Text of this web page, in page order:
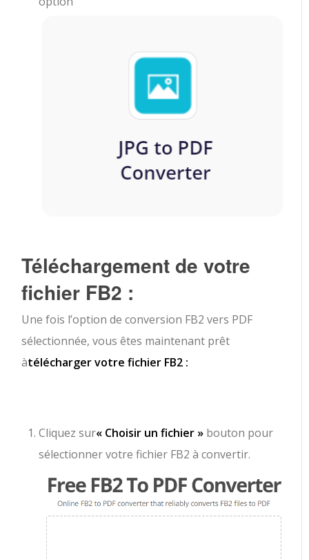
Téléchargement de votre
fichier FB2 :
Une fois l’option de conversion FB2 vers PDF
sélectionnée, vous êtes maintenant prêt
àtélécharger votre fichier FB2 :
Cliquez sur« Choisir un fichier » bouton pour
sélectionner votre fichier FB2 à convertir.